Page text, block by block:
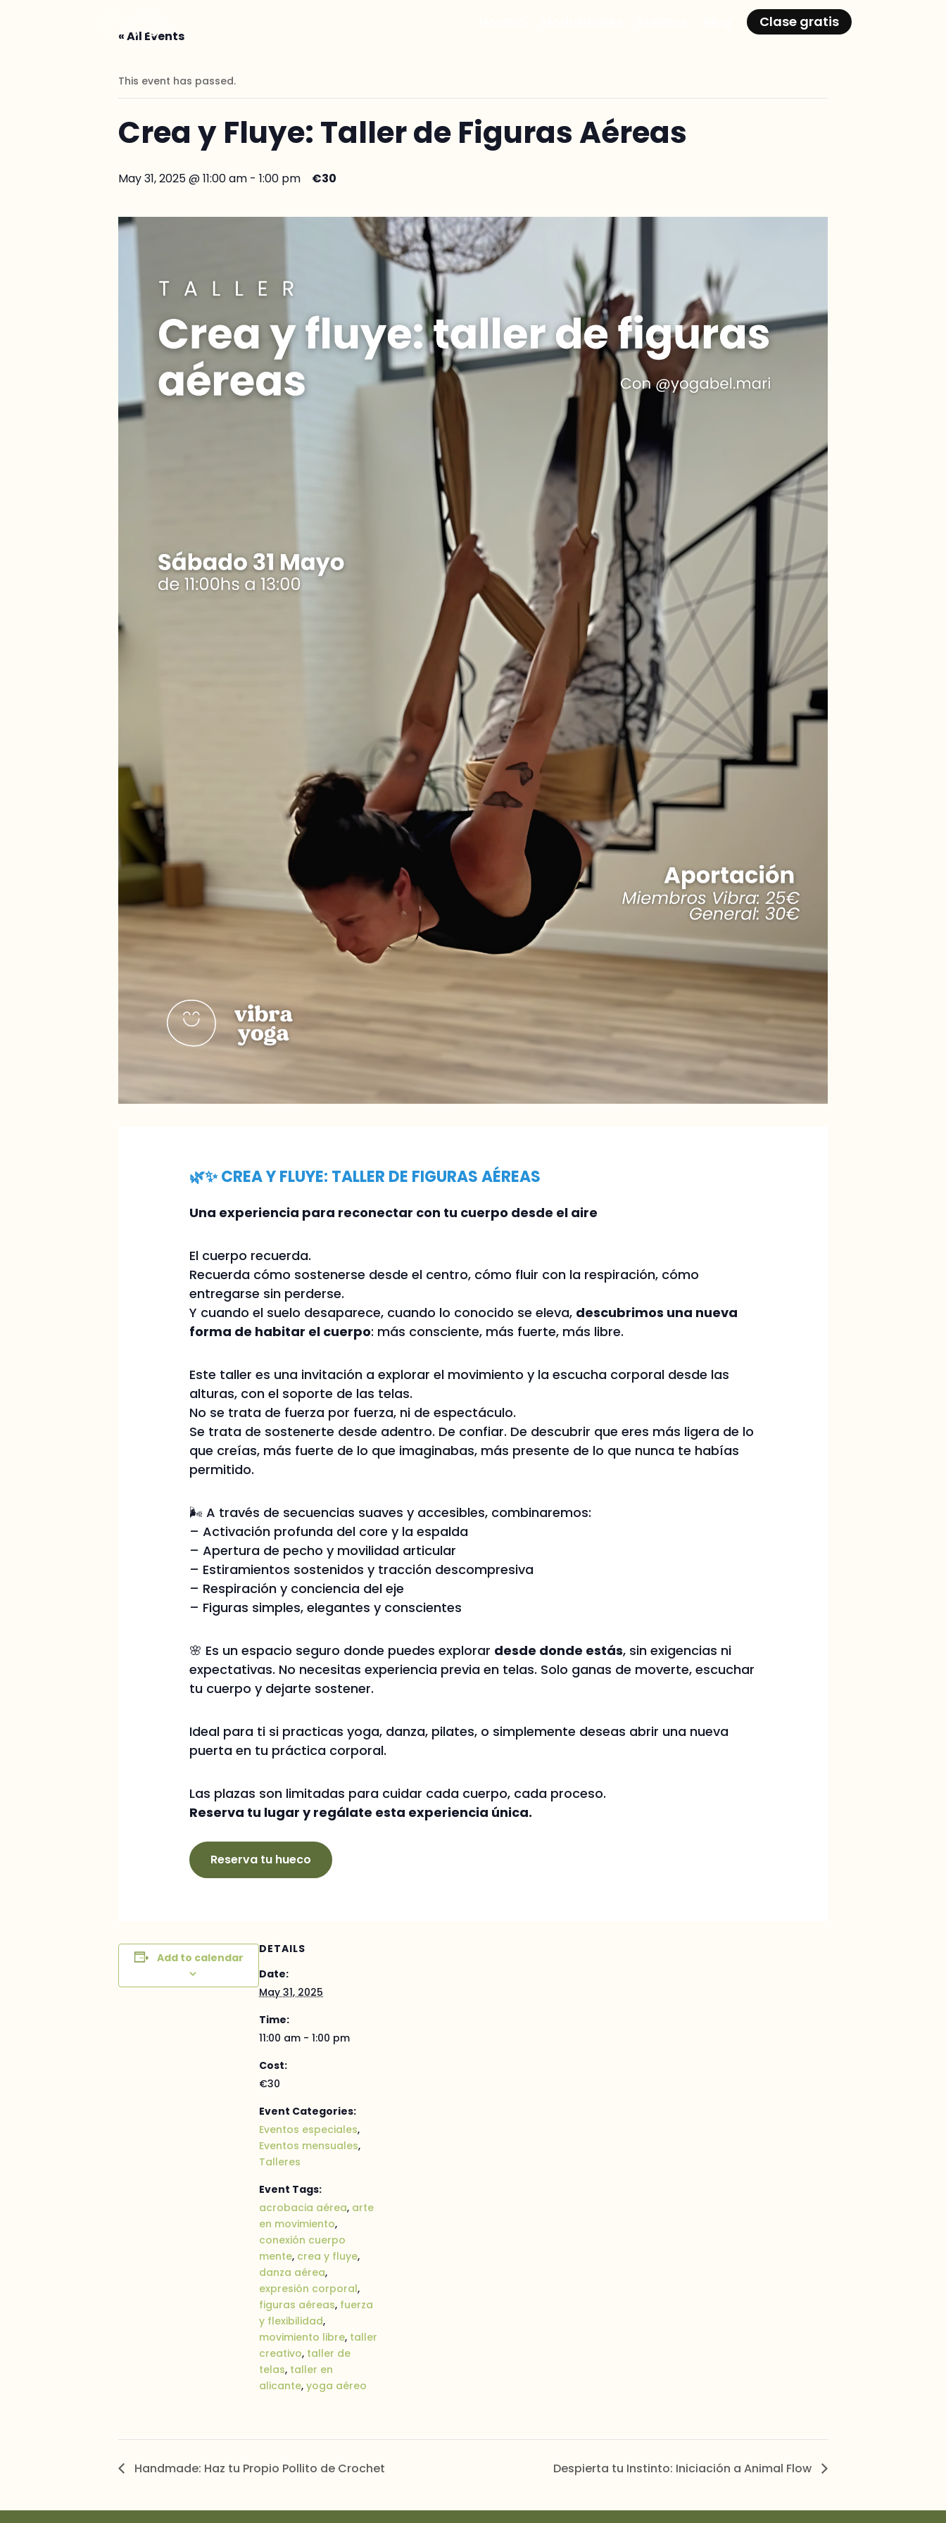
Clase gratis
« All Events
This event has passed.
Crea y Fluye: Taller de Figuras Aéreas
May 31, 2025 @ 11:00 am - 1:00 pm €30
🌿✨ CREA Y FLUYE: TALLER DE FIGURAS AÉREAS
Una experiencia para reconectar con tu cuerpo desde el aire
El cuerpo recuerda.
Recuerda cómo sostenerse desde el centro, cómo fluir con la respiración, cómo
entregarse sin perderse.
Y cuando el suelo desaparece, cuando lo conocido se eleva, descubrimos una nueva
forma de habitar el cuerpo: más consciente, más fuerte, más libre.
Este taller es una invitación a explorar el movimiento y la escucha corporal desde las
alturas, con el soporte de las telas.
No se trata de fuerza por fuerza, ni de espectáculo.
Se trata de sostenerte desde adentro. De confiar. De descubrir que eres más ligera de lo
que creías, más fuerte de lo que imaginabas, más presente de lo que nunca te habías
permitido.
🌬️ A través de secuencias suaves y accesibles, combinaremos:
– Activación profunda del core y la espalda
– Apertura de pecho y movilidad articular
– Estiramientos sostenidos y tracción descompresiva
– Respiración y conciencia del eje
– Figuras simples, elegantes y conscientes
🌸 Es un espacio seguro donde puedes explorar desde donde estás, sin exigencias ni
expectativas. No necesitas experiencia previa en telas. Solo ganas de moverte, escuchar
tu cuerpo y dejarte sostener.
Ideal para ti si practicas yoga, danza, pilates, o simplemente deseas abrir una nueva
puerta en tu práctica corporal.
Las plazas son limitadas para cuidar cada cuerpo, cada proceso.
Reserva tu lugar y regálate esta experiencia única.
Reserva tu hueco
Add to calendar
DETAILS
Date:
May 31, 2025
Time:
11:00 am - 1:00 pm
Cost:
€30
Event Categories:
Eventos especiales,
Eventos mensuales,
Talleres
Event Tags:
acrobacia aérea, arte
en movimiento,
conexión cuerpo
mente, crea y fluye,
danza aérea,
expresión corporal,
figuras aéreas, fuerza
y flexibilidad,
movimiento libre, taller
creativo, taller de
telas, taller en
alicante, yoga aéreo
Handmade: Haz tu Propio Pollito de Crochet Despierta tu Instinto: Iniciación a Animal Flow